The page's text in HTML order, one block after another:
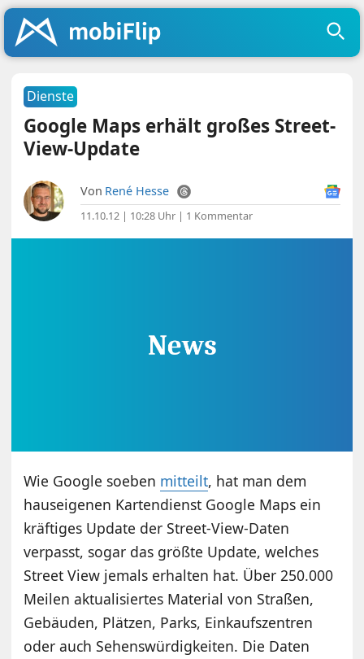
Dienste
Google Maps erhält großes Street-
View-Update
Von René Hesse
11.10.12 | 10:28 Uhr | 1 Kommentar
Wie Google soeben mitteilt, hat man dem
hauseigenen Kartendienst Google Maps ein
kräftiges Update der Street-View-Daten
verpasst, sogar das größte Update, welches
Street View jemals erhalten hat. Über 250.000
Meilen aktualisiertes Material von Straßen,
Gebäuden, Plätzen, Parks, Einkaufszentren
oder auch Sehenswürdigkeiten. Die Daten